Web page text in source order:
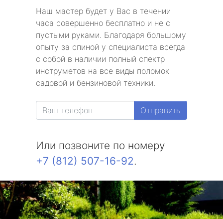
Наш мастер будет у Вас в течении
часа совершенно бесплатно и не с
пустыми руками. Благодаря большому
опыту за спиной у специалиста всегда
с собой в наличии полный спектр
инструметов на все виды поломок
садовой и бензиновой техники.
Отправить
Или позвоните по номеру
+7 (812) 507-16-92.